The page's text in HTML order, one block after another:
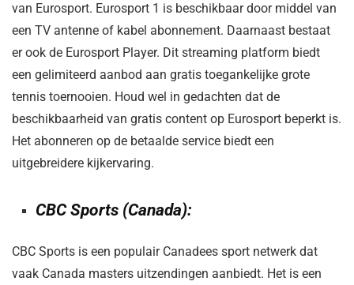
van Eurosport. Eurosport 1 is beschikbaar door middel van
een TV antenne of kabel abonnement. Daarnaast bestaat
er ook de Eurosport Player. Dit streaming platform biedt
een gelimiteerd aanbod aan gratis toegankelijke grote
tennis toernooien. Houd wel in gedachten dat de
beschikbaarheid van gratis content op Eurosport beperkt is.
Het abonneren op de betaalde service biedt een
uitgebreidere kijkervaring.
CBC Sports (Canada):
CBC Sports is een populair Canadees sport netwerk dat
vaak Canada masters uitzendingen aanbiedt. Het is een